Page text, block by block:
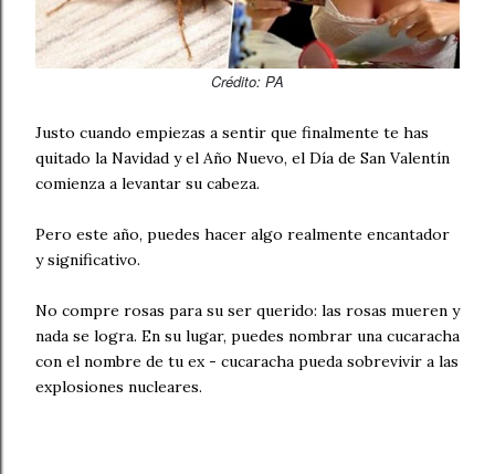
Crédito: PA
Justo cuando empiezas a sentir que finalmente te has
quitado la Navidad y el Año Nuevo, el Día de San Valentín
comienza a levantar su cabeza.
Pero este año, puedes hacer algo realmente encantador
y significativo.
No compre rosas para su ser querido: las rosas mueren y
nada se logra. En su lugar, puedes nombrar una cucaracha
con el nombre de tu ex - cucaracha pueda sobrevivir a las
explosiones nucleares.